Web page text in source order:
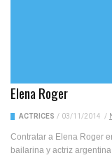
Elena Roger
ACTRICES / 03/11/2014 /
Contratar a Elena Roger
bailarina y actriz